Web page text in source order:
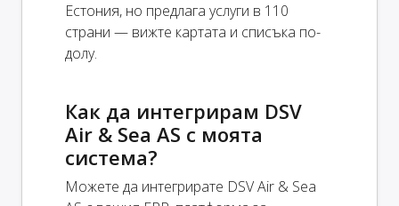
Естония, но предлага услуги в 110
страни — вижте картата и списъка по-
долу.
Как да интегрирам DSV
Air & Sea AS с моята
система?
Можете да интегрирате DSV Air & Sea